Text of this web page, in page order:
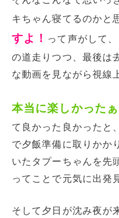
キちゃん寝てるのかと
すよ！ って声がして
の道走りつつ、最後は
な動画を見ながら視線
本当に楽しかったぁ
て良かった良かったと
で夕飯準備に取りかか
いたタプーちゃんを先
ってことで元気に出発
そして夕日が沈み夜が